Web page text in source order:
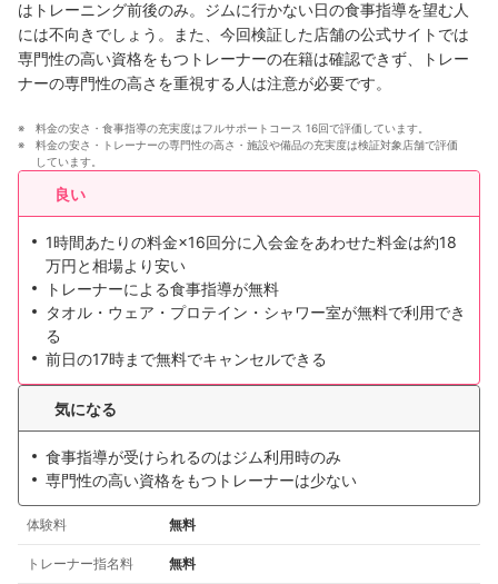
はトレーニング前後のみ。ジムに行かない日の食事指導を望む人
には不向きでしょう 。また、今回検証した店舗の公式サイトでは
専門性の高い資格をもつトレーナーの在籍は確認できず、トレー
ナーの専門性の高さを重視する人は注意が必要です。
料金の安さ・食事指導の充実度はフルサポートコース 16回で評価しています。
料金の安さ・トレーナーの専門性の高さ・施設や備品の充実度は検証対象店舗で評価
しています。
良い
1時間あたりの料金×16回分に入会金をあわせた料金は約18
万円と相場より安い
トレーナーによる食事指導が無料
タオル・ウェア・プロテイン・シャワー室が無料で利用でき
る
前日の17時まで無料でキャンセルできる
気になる
食事指導が受けられるのはジム利用時のみ
専門性の高い資格をもつトレーナーは少ない
体験料 無料
トレーナー指名料 無料